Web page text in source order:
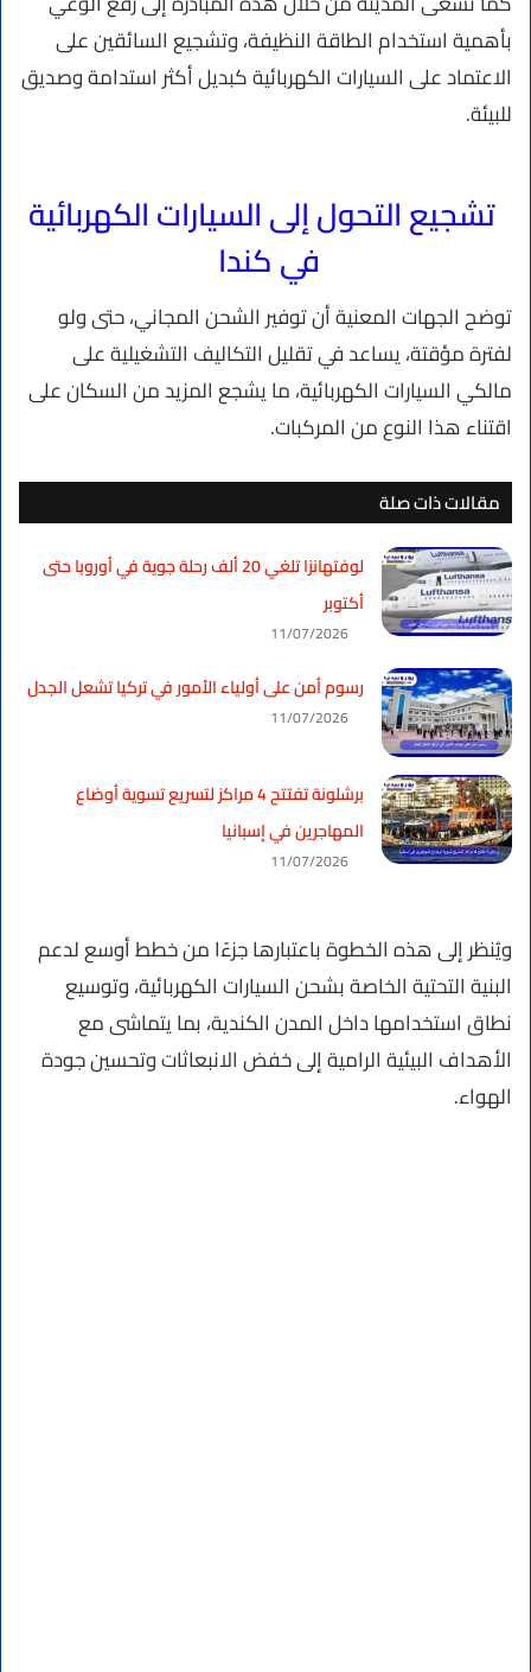
بأهمية استخدام الطاقة النظيفة، وتشجيع السائقين على
الاعتماد على السيارات الكهربائية كبديل أكثر استدامة وصديق
للبيئة.
تشجيع التحول إلى السيارات الكهربائية
في كندا
توضح الجهات المعنية أن توفير الشحن المجاني، حتى ولو
لفترة مؤقتة، يساعد في تقليل التكاليف التشغيلية على
مالكي السيارات الكهربائية، ما يشجع المزيد من السكان على
اقتناء هذا النوع من المركبات.
مقالات ذات صلة
لوفتهانزا تلغي 20 ألف رحلة جوية في أوروبا حتى
أكتوبر
11/07/2026
رسوم أمن على أولياء الأمور في تركيا تشعل الجدل
11/07/2026
برشلونة تفتتح 4 مراكز لتسريع تسوية أوضاع
المهاجرين في إسبانيا
11/07/2026
ويُنظر إلى هذه الخطوة باعتبارها جزءًا من خطط أوسع لدعم
البنية التحتية الخاصة بشحن السيارات الكهربائية، وتوسيع
نطاق استخدامها داخل المدن الكندية، بما يتماشى مع
الأهداف البيئية الرامية إلى خفض الانبعاثات وتحسين جودة
الهواء.